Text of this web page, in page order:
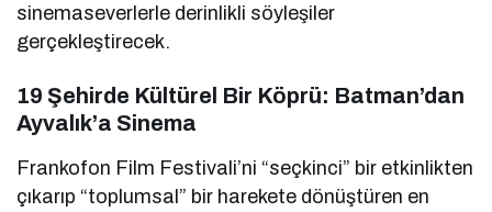
sinemaseverlerle derinlikli söyleşiler
gerçekleştirecek.
19 Şehirde Kültürel Bir Köprü: Batman’dan
Ayvalık’a Sinema
Frankofon Film Festivali’ni “seçkinci” bir etkinlikten
çıkarıp “toplumsal” bir harekete dönüştüren en